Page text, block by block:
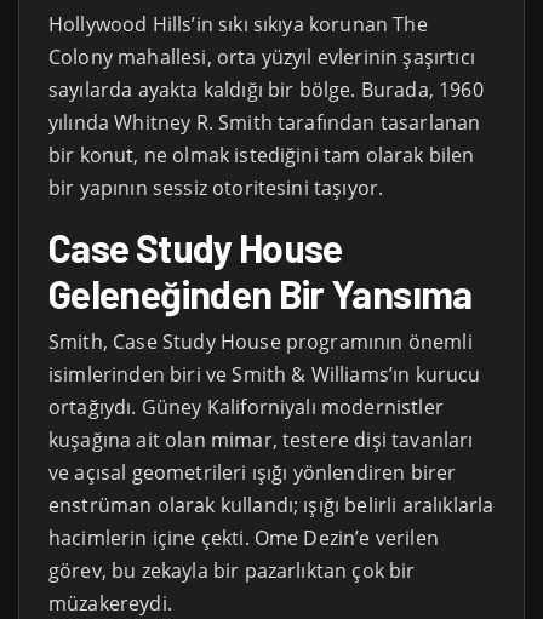
Hollywood Hills’in sıkı sıkıya korunan The
Colony mahallesi, orta yüzyıl evlerinin şaşırtıcı
sayılarda ayakta kaldığı bir bölge. Burada, 1960
yılında Whitney R. Smith tarafından tasarlanan
bir konut, ne olmak istediğini tam olarak bilen
bir yapının sessiz otoritesini taşıyor.
Case Study House
Geleneğinden Bir Yansıma
Smith, Case Study House programının önemli
isimlerinden biri ve Smith & Williams’ın kurucu
ortağıydı. Güney Kaliforniyalı modernistler
kuşağına ait olan mimar, testere dişi tavanları
ve açısal geometrileri ışığı yönlendiren birer
enstrüman olarak kullandı; ışığı belirli aralıklarla
hacimlerin içine çekti. Ome Dezin’e verilen
görev, bu zekayla bir pazarlıktan çok bir
müzakereydi.